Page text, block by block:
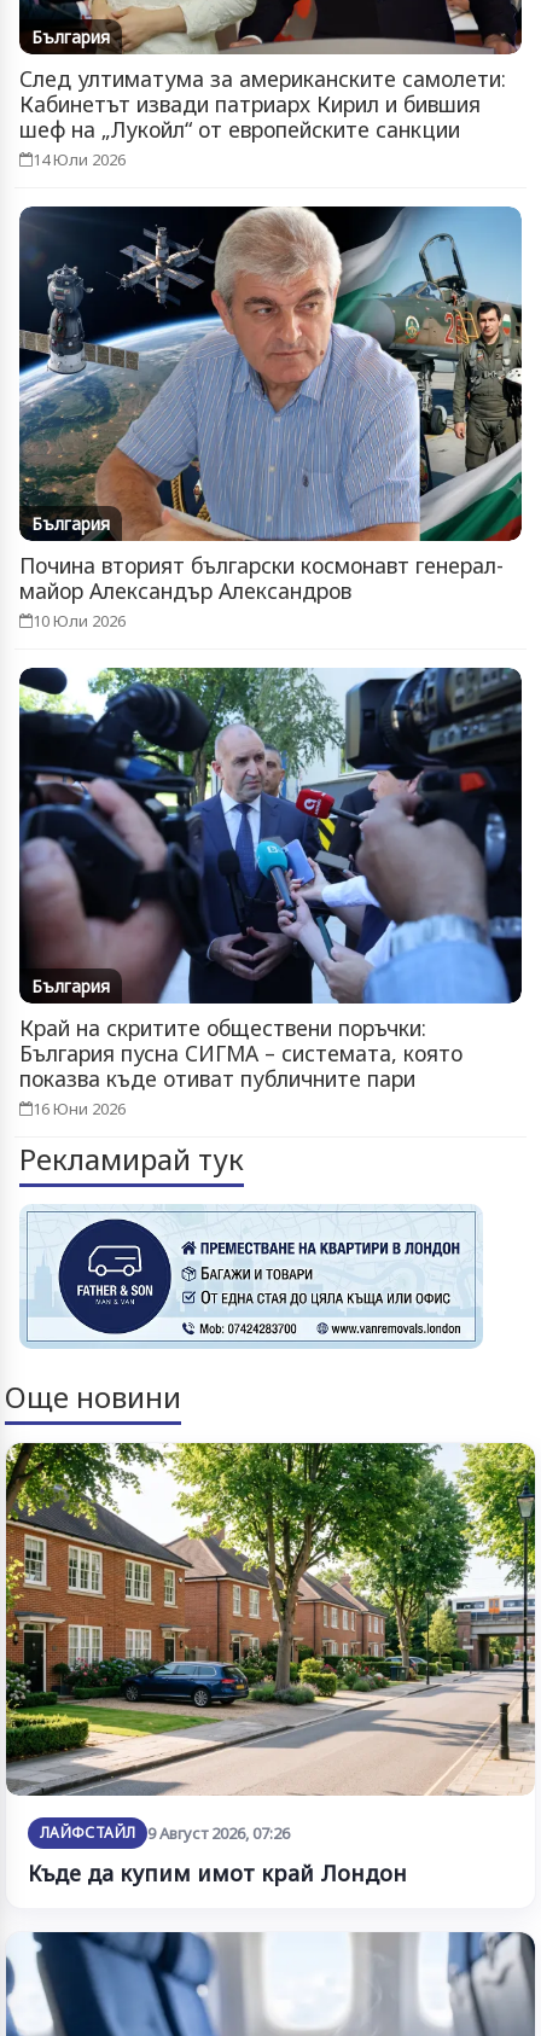
България
След ултиматума за американските самолети:
Кабинетът извади патриарх Кирил и бившия
шеф на „Лукойл“ от европейските санкции
14 Юли 2026
България
Почина вторият български космонавт генерал-
майор Александър Александров
10 Юли 2026
България
Край на скритите обществени поръчки:
България пусна СИГМА – системата, която
показва къде отиват публичните пари
16 Юни 2026
Рекламирай тук
Още новини
ЛАЙФСТАЙЛ 9 Август 2026, 07:26
Къде да купим имот край Лондон